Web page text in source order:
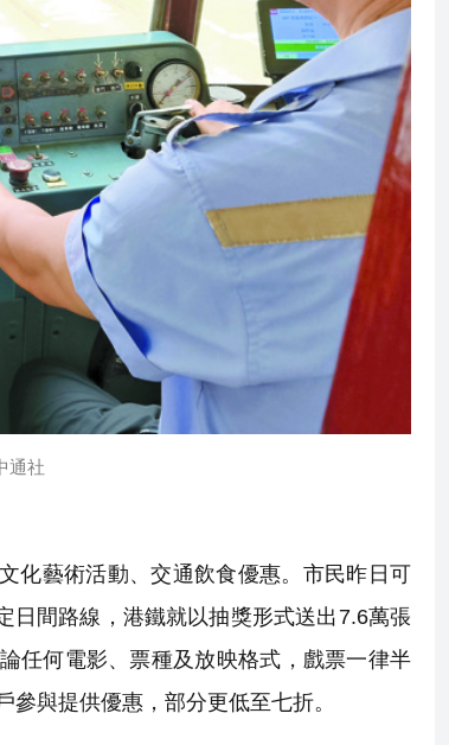
通社
化藝術活動、交通飲食優惠。市民昨日可
日間路線，港鐵就以抽獎形式送出7.6萬張
任何電影、票種及放映格式，戲票一律半
與提供優惠，部分更低至七折。